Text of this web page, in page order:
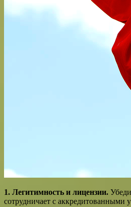
1. Легитимность и лицензии.
сотрудничает с аккредитованными